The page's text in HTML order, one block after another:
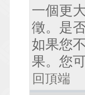
一個更
徵。是
如果您
果。您
回頂端